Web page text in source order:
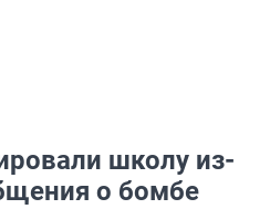
школу из-
о бомбе